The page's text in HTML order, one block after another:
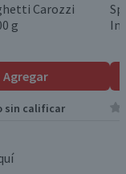
Carozzi
g
Agregar
sin calificar